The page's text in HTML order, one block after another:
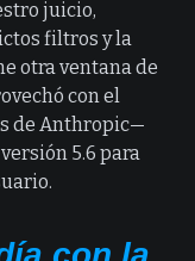
juicio,
filtros y la
otra ventana de
con el
de Anthropic—
5.6 para